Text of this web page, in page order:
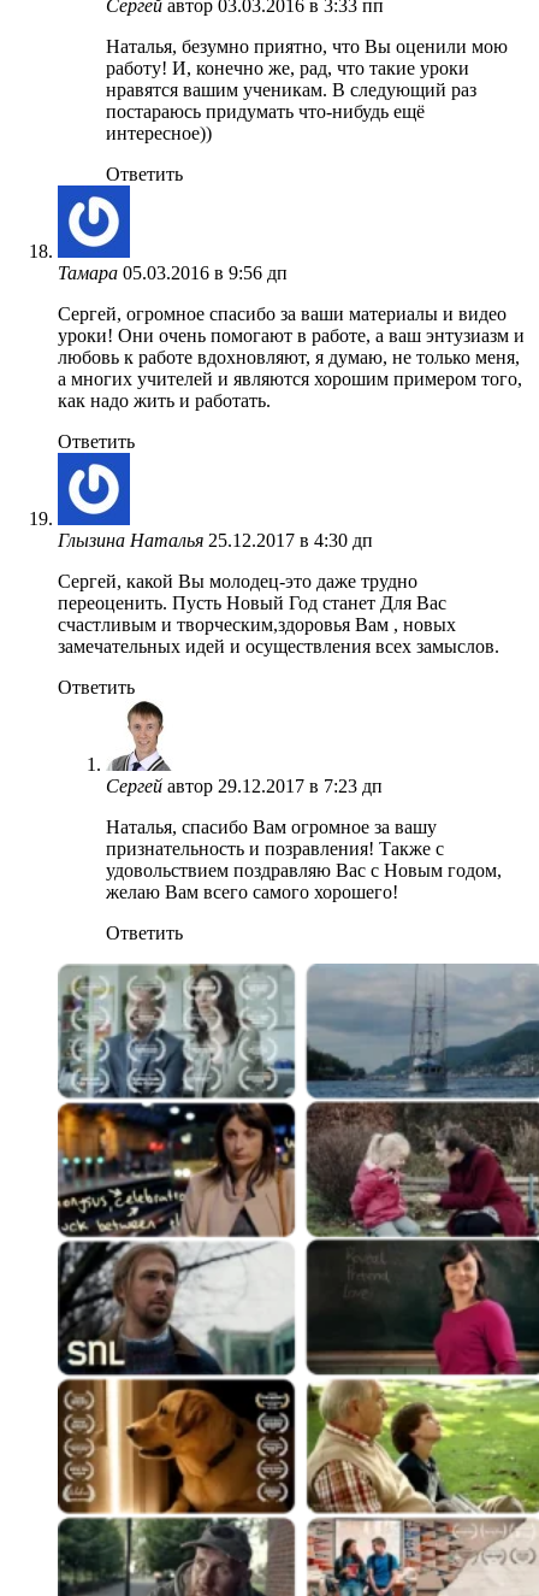
Сергей автор 03.03.2016 в 3:33 пп
Наталья, безумно приятно, что Вы оценили мою
работу! И, конечно же, рад, что такие уроки
нравятся вашим ученикам. В следующий раз
постараюсь придумать что-нибудь ещё
интересное))
Ответить
Тамара 05.03.2016 в 9:56 дп
Сергей, огромное спасибо за ваши материалы и видео
уроки! Они очень помогают в работе, а ваш энтузиазм и
любовь к работе вдохновляют, я думаю, не только меня,
а многих учителей и являются хорошим примером того,
как надо жить и работать.
Ответить
Глызина Наталья 25.12.2017 в 4:30 дп
Сергей, какой Вы молодец-это даже трудно
переоценить. Пусть Новый Год станет Для Вас
счастливым и творческим,здоровья Вам , новых
замечательных идей и осуществления всех замыслов.
Ответить
Сергей автор 29.12.2017 в 7:23 дп
Наталья, спасибо Вам огромное за вашу
признательность и позравления! Также с
удовольствием поздравляю Вас с Новым годом,
желаю Вам всего самого хорошего!
Ответить